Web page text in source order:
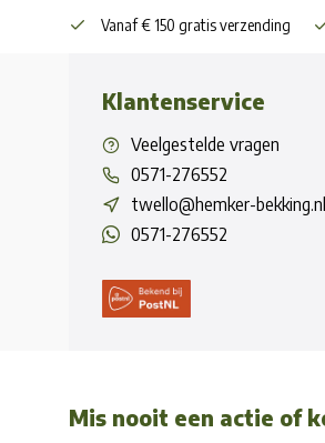
Vanaf € 150 gratis verzending
Klantenservice
Veelgestelde vragen
0571-276552
twello@hemker-bekking.nl
0571-276552
Mis nooit een actie of